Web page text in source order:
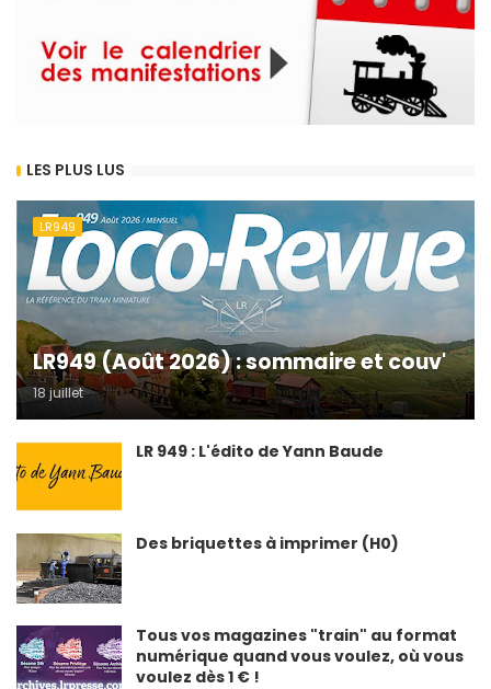
LES PLUS LUS
LR949
LR949 (Août 2026) : sommaire et couv'
18 juillet
LR 949 : L'édito de Yann Baude
Des briquettes à imprimer (H0)
Tous vos magazines "train" au format
numérique quand vous voulez, où vous
voulez dès 1 € !